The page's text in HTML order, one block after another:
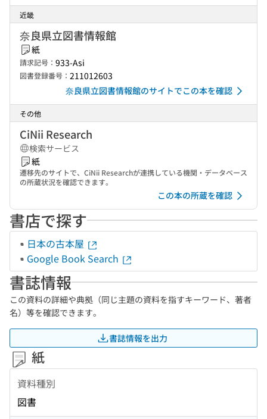
近畿
奈良県立図書情報館
紙
請求記号： 933-Asi
図書登録番号： 211012603
奈良県立図書情報館のサイトでこの本を確認
その他
CiNii Research
検索サービス
紙
遷移先のサイトで、CiNii Researchが連携している機関・データベース
の所蔵状況を確認できます。
この本の所蔵を確認
書店で探す
日本の古本屋
Google Book Search
書誌情報
この資料の詳細や典拠（同じ主題の資料を指すキーワード、著者
名）等を確認できます。
書誌情報を出力
紙
資料種別
図書